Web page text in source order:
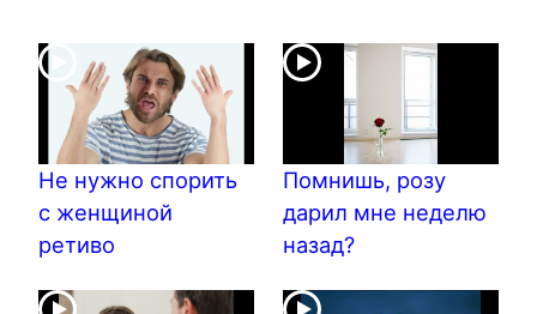
Не нужно спорить
с женщиной
ретиво
Помнишь, розу
дарил мне неделю
назад?